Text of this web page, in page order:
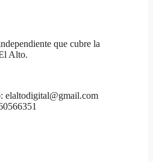
que cubre la
Alto.
elaltodigital@gmail.com